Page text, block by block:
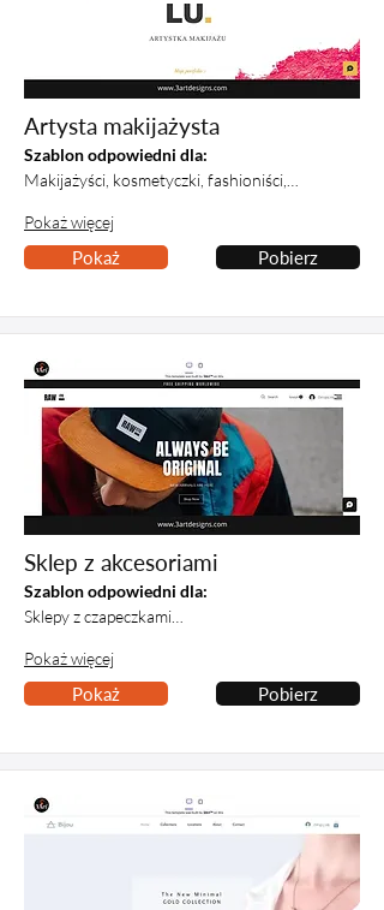
Artysta makijażysta
Szablon odpowiedni dla:
Makijażyści, kosmetyczki, fashioniści,…
Pokaż więcej
Pokaż Pobierz
Sklep z akcesoriami
Szablon odpowiedni dla:
Sklepy z czapeczkami…
Pokaż więcej
Pokaż Pobierz